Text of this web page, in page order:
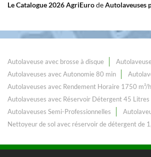
Le Catalogue 2026 AgriEurodeAutolaveuses
Autolaveuse avec brosse à disque
Autolaveuses avec Autonomie 80 min
Autolaveuses avec Rendement Horaire 1750 m²/h
Autolaveuses avec Réservoir Détergent 45 Litres
Autolaveuses Semi-Professionnelles
Nettoyeur de sol avec réservoir de détergent de